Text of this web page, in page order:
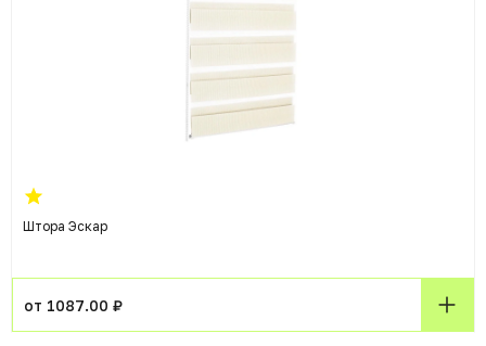
Штора Эскар
от 1087.00 ₽